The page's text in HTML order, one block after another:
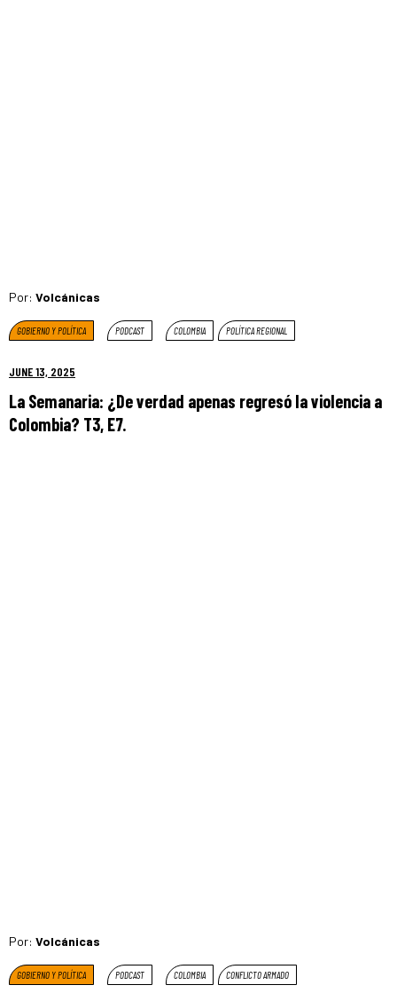
Por: Volcánicas
GOBIERNO Y POLÍTICA PODCAST COLOMBIA POLÍTICA REGIONAL
JUNE 13, 2025
La Semanaria: ¿De verdad apenas regresó la violencia a
Colombia? T3, E7.
Por: Volcánicas
GOBIERNO Y POLÍTICA PODCAST COLOMBIA CONFLICTO ARMADO